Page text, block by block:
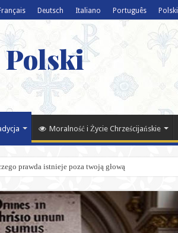
Deutsch Italiano Português Polski
Polski
Moralność i Życie Chrześcijańskie
prawda istnieje poza twoją głową